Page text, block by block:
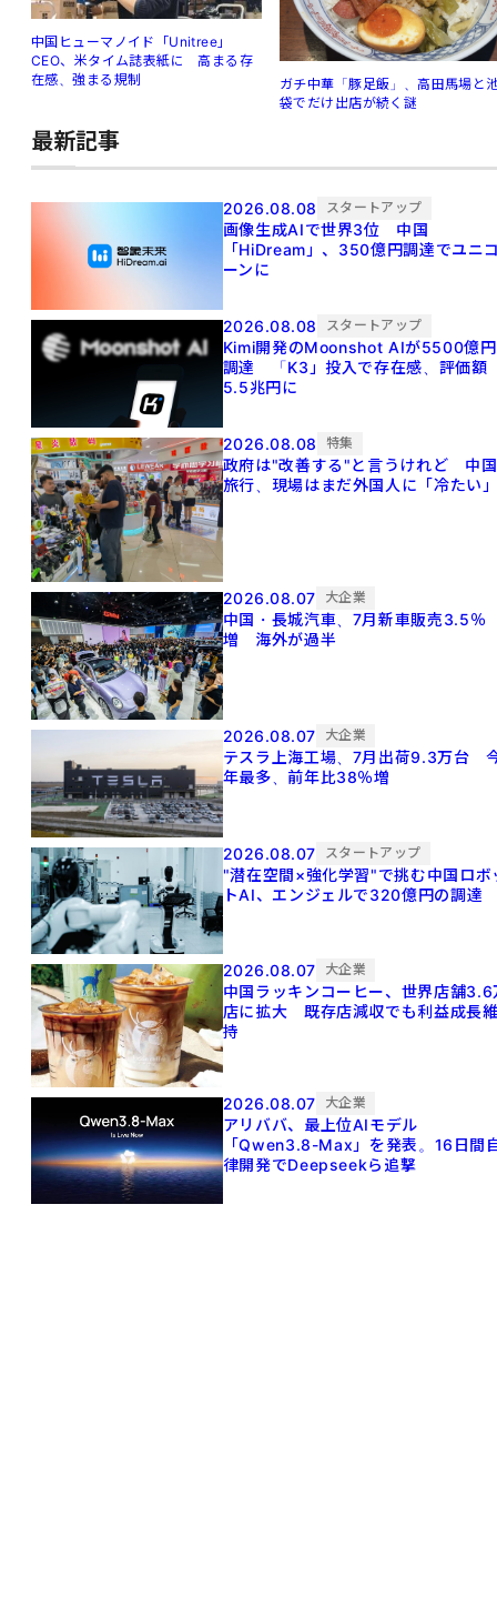
中国ヒューマノイド「Unitree」
CEO、米タイム誌表紙に 高まる存
在感、強まる規制
ガチ中華「豚足飯」、高田馬場と
袋でだけ出店が続く謎
最新記事
2026.08.08 スタートアップ
画像生成AIで世界3位 中国
「HiDream」、350億円調達でユニ
ーンに
2026.08.08 スタートアップ
Kimi開発のMoonshot AIが5500億円
調達 「K3」投入で存在感、評価額
5.5兆円に
2026.08.08 特集
政府は"改善する"と言うけれど 中国
旅行、現場はまだ外国人に「冷たい
2026.08.07 大企業
中国・長城汽車、7月新車販売3.5％
増 海外が過半
2026.08.07 大企業
テスラ上海工場、7月出荷9.3万台
年最多、前年比38％増
2026.08.07 スタートアップ
"潜在空間×強化学習"で挑む中国ロボ
トAI、エンジェルで320億円の調達
2026.08.07 大企業
中国ラッキンコーヒー、世界店舗3.6
店に拡大 既存店減収でも利益成長
持
2026.08.07 大企業
アリババ、最上位AIモデル
「Qwen3.8-Max」を発表。16日間
律開発でDeepseekら追撃